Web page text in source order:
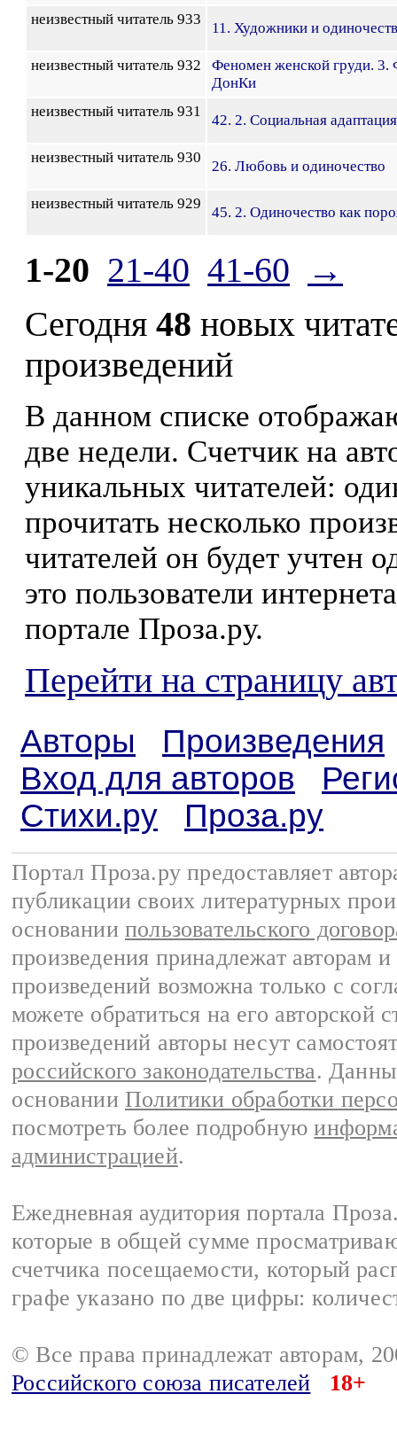
неизвестный читатель 933
11. Художники и
неизвестный читатель 932
Феномен женской груди. 3.
ДонКи
неизвестный читатель 931
42. 2. Социальная
неизвестный читатель 930
26. Любовь и одиночество
неизвестный читатель 929
45. 2. Одиночество как
1-20 21-40 41-60
→
Сегодня 48 новых
произведений
В данном списке
две недели. Счетчик на
уникальных читателей:
прочитать несколько
читателей он будет учтен
это пользователи
портале Проза.ру.
Перейти на страницу
Авторы
Произведения
Вход для авторов
Стихи.ру
Проза.ру
Портал Проза.ру предоставляет
публикации своих литературных
основании пользовательского
произведения принадлежат авторам
произведений возможна только с
можете обратиться на его авторской
произведений авторы несут
российского законодательства.
основании Политики обработки
посмотреть более подробную
администрацией.
Ежедневная аудитория портала
которые в общей сумме
счетчика посещаемости, который
графе указано по две цифры:
© Все права принадлежат авторам,
Российского союза писателей
18+